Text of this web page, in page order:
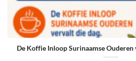
De Koffie Inloop Surinaamse